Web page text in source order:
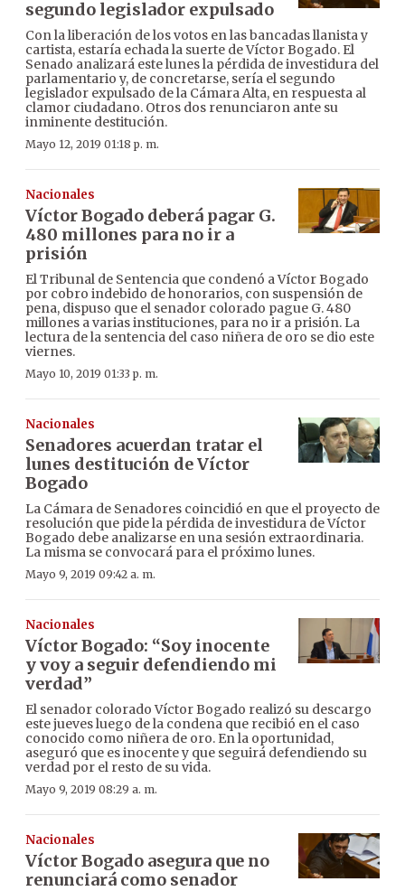
segundo legislador expulsado
Con la liberación de los votos en las bancadas llanista y
cartista, estaría echada la suerte de Víctor Bogado. El
Senado analizará este lunes la pérdida de investidura del
parlamentario y, de concretarse, sería el segundo
legislador expulsado de la Cámara Alta, en respuesta al
clamor ciudadano. Otros dos renunciaron ante su
inminente destitución.
Mayo 12, 2019 01:18 p. m.
Nacionales
Víctor Bogado deberá pagar G.
480 millones para no ir a
prisión
El Tribunal de Sentencia que condenó a Víctor Bogado
por cobro indebido de honorarios, con suspensión de
pena, dispuso que el senador colorado pague G. 480
millones a varias instituciones, para no ir a prisión. La
lectura de la sentencia del caso niñera de oro se dio este
viernes.
Mayo 10, 2019 01:33 p. m.
Nacionales
Senadores acuerdan tratar el
lunes destitución de Víctor
Bogado
La Cámara de Senadores coincidió en que el proyecto de
resolución que pide la pérdida de investidura de Víctor
Bogado debe analizarse en una sesión extraordinaria.
La misma se convocará para el próximo lunes.
Mayo 9, 2019 09:42 a. m.
Nacionales
Víctor Bogado: “Soy inocente
y voy a seguir defendiendo mi
verdad”
El senador colorado Víctor Bogado realizó su descargo
este jueves luego de la condena que recibió en el caso
conocido como niñera de oro. En la oportunidad,
aseguró que es inocente y que seguirá defendiendo su
verdad por el resto de su vida.
Mayo 9, 2019 08:29 a. m.
Nacionales
Víctor Bogado asegura que no
renunciará como senador